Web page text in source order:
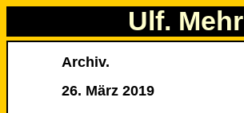
Ulf.
Archiv.
26. März 2019